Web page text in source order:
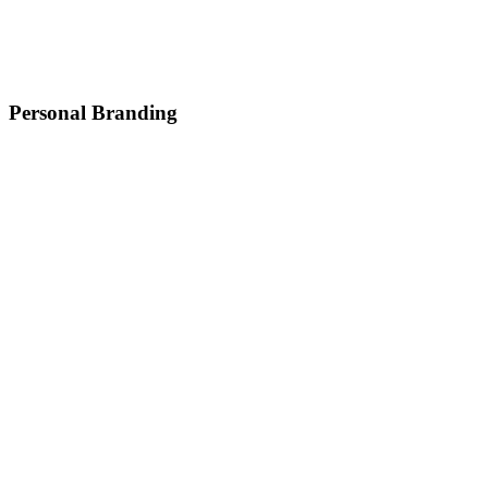
Personal Branding